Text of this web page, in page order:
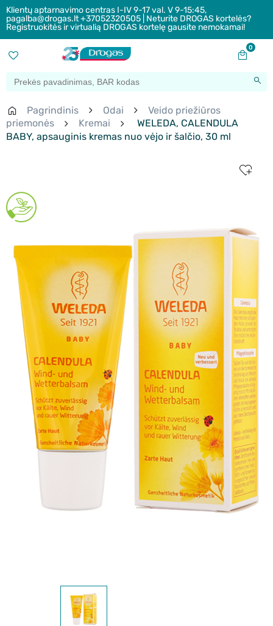
Klientų aptarnavimo centras I-IV 9-17 val. V 9-15:45,
pagalba@drogas.lt +37052320505 | Neturite DROGAS kortelės?
Registruokitės ir virtualią DROGAS kortelę gausite nemokamai!
0
Pagrindinis Odai
Veido priežiūros
priemonės
Kremai
WELEDA, CALENDULA
BABY, apsauginis kremas nuo vėjo ir šalčio, 30 ml